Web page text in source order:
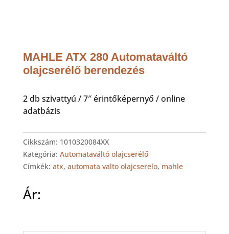
MAHLE ATX 280 Automataváltó
olajcserélő berendezés
2 db szivattyú / 7″ érintőképernyő / online
adatbázis
Cikkszám: 1010320084XX
Kategória: Automataváltó olajcserélő
Címkék: atx, automata valto olajcserelo, mahle
Ár: